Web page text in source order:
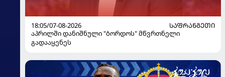
18:05/07-08-2026
ᲡᲐᲤᲠᲐᲜᲒᲔᲗᲘ
აპრილში დანიშნული "ბორდოს" მწვრთნელი
გადააყენეს